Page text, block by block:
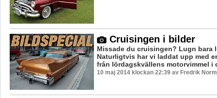
Cruisingen i bilder
Missade du cruisingen? Lugn bara
Naturligtvis har vi laddat upp med
från lördagskvällens motorvimmel i
10 maj 2014 klockan 22:39 av Fredrik